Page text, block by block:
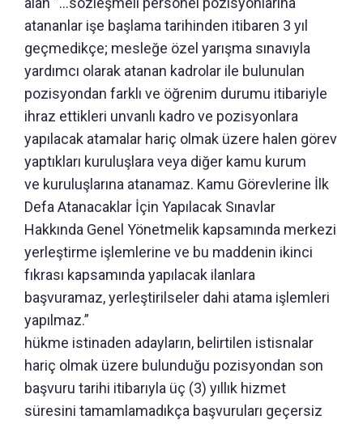
atananlar işe başlama tarihinden itibaren 3 yıl
geçmedikçe; mesleğe özel yarışma sınavıyla
yardımcı olarak atanan kadrolar ile bulunulan
pozisyondan farklı ve öğrenim durumu itibariyle
ihraz ettikleri unvanlı kadro ve pozisyonlara
yapılacak atamalar hariç olmak üzere halen görev
yaptıkları kuruluşlara veya diğer kamu kurum
ve kuruluşlarına atanamaz. Kamu Görevlerine İlk
Defa Atanacaklar İçin Yapılacak Sınavlar
Hakkında Genel Yönetmelik kapsamında merkezi
yerleştirme işlemlerine ve bu maddenin ikinci
fıkrası kapsamında yapılacak ilanlara
başvuramaz, yerleştirilseler dahi atama işlemleri
yapılmaz.”
hükme istinaden adayların, belirtilen istisnalar
hariç olmak üzere bulunduğu pozisyondan son
başvuru tarihi itibarıyla üç (3) yıllık hizmet
süresini tamamlamadıkça başvuruları geçersiz